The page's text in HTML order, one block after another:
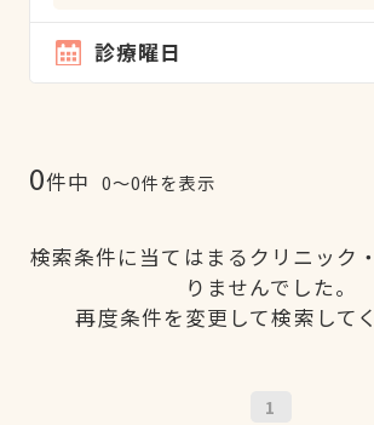
診療曜日
0件中 0〜0件を表示
検索条件に当てはまるクリニック
りませんでした。
再度条件を変更して検索して
1